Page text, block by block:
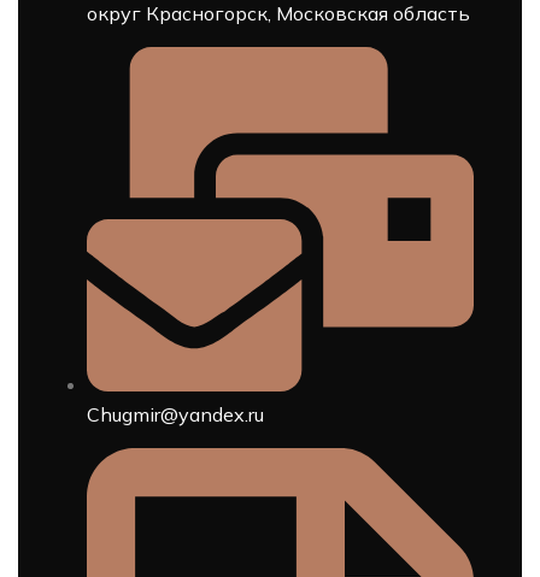
округ Красногорск, Московская область
Chugmir@yandex.ru